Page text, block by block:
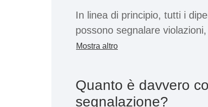
In linea di principio, tutti i
possono segnalare
liberi professionisti o i
candidati possono inviare
Mostra altro
Quanto è davvero
segnalazione?